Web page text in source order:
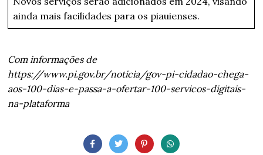
ainda mais facilidades para os piauienses.
Com informações de
https://www.pi.gov.br/noticia/gov-pi-cidadao-chega-
aos-100-dias-e-passa-a-ofertar-100-servicos-digitais-
na-plataforma